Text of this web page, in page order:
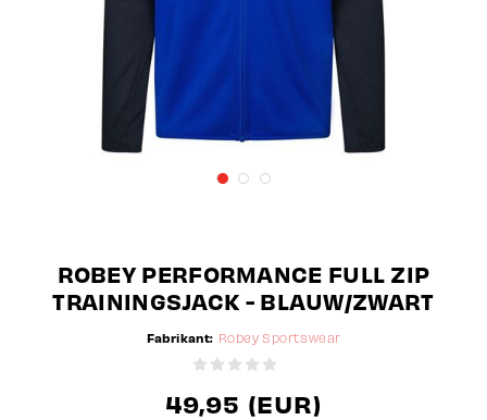
ROBEY PERFORMANCE FULL ZIP
TRAININGSJACK - BLAUW/ZWART
Fabrikant: Robey Sportswear
49,95 (EUR)